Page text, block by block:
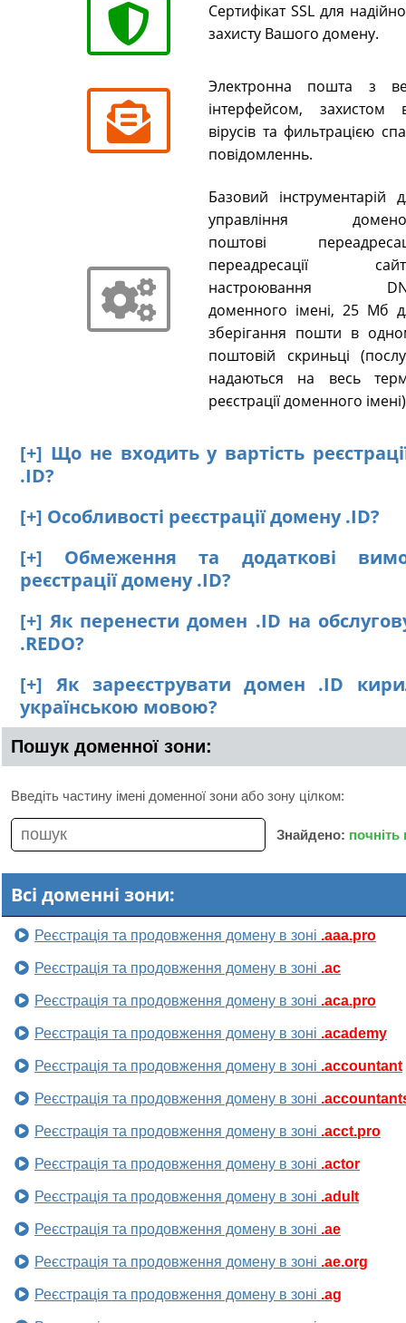
Сертифікат SSL для
захисту Вашого домену.
Электронна пошта з
інтерфейсом, захистом
вірусів та фильтрацією
повідомленнь.
Базовий інструментарій
управління
поштові
переадресації
настроювання
доменного імені, 25 Мб
зберігання пошти в
поштовій скриньці
надаються на весь
реєстрації доменного
[+] Що не входить у вартість
.ID?
[+] Особливості реєстрації домену .ID?
[+] Обмеження та додаткові
реєстрації домену .ID?
[+] Як перенести домен .ID на
.REDO?
[+] Як зареєструвати домен .ID
українською мовою?
Пошук доменної зони:
Введіть частину імені доменної зони або зону цілком:
Знайдено:
Всі доменні зони:
Реєстрація та продовження домену в зоні .aaa.pro
Реєстрація та продовження домену в зоні .ac
Реєстрація та продовження домену в зоні .aca.pro
Реєстрація та продовження домену в зоні .academy
Реєстрація та продовження домену в зоні .accountant
Реєстрація та продовження домену в зоні
Реєстрація та продовження домену в зоні .acct.pro
Реєстрація та продовження домену в зоні .actor
Реєстрація та продовження домену в зоні .adult
Реєстрація та продовження домену в зоні .ae
Реєстрація та продовження домену в зоні .ae.org
Реєстрація та продовження домену в зоні .ag